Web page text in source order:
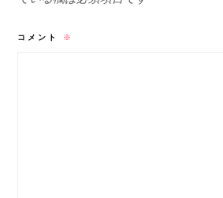
コメント ※